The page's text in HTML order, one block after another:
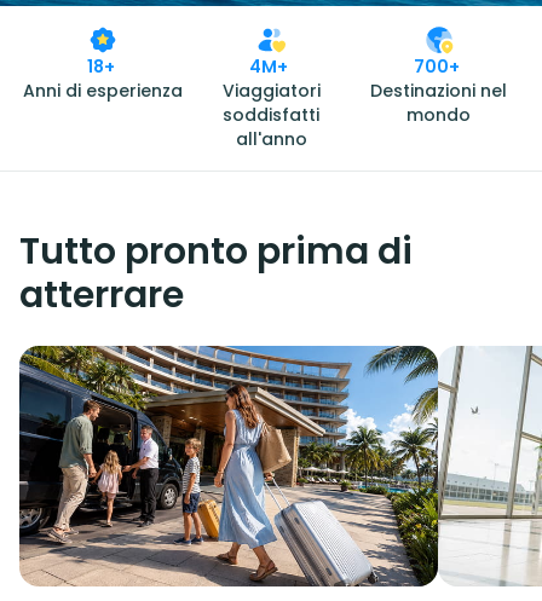
18+
Anni di esperienza
4M+
Viaggiatori
soddisfatti
all'anno
700+
Destinazioni nel
mondo
Tutto pronto prima di
atterrare